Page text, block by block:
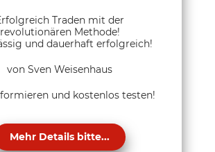
Traden mit der
revolutionären Methode!
und dauerhaft erfolgreich!
von Sven Weisenhaus
und kostenlos testen!
Mehr Details bitte...